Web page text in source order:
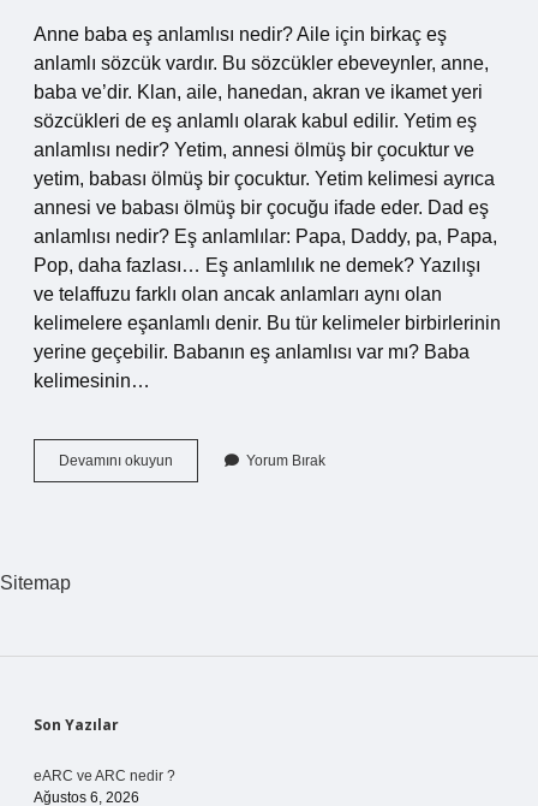
Anne baba eş anlamlısı nedir? Aile için birkaç eş
anlamlı sözcük vardır. Bu sözcükler ebeveynler, anne,
baba ve’dir. Klan, aile, hanedan, akran ve ikamet yeri
sözcükleri de eş anlamlı olarak kabul edilir. Yetim eş
anlamlısı nedir? Yetim, annesi ölmüş bir çocuktur ve
yetim, babası ölmüş bir çocuktur. Yetim kelimesi ayrıca
annesi ve babası ölmüş bir çocuğu ifade eder. Dad eş
anlamlısı nedir? Eş anlamlılar: Papa, Daddy, pa, Papa,
Pop, daha fazlası… Eş anlamlılık ne demek? Yazılışı
ve telaffuzu farklı olan ancak anlamları aynı olan
kelimelere eşanlamlı denir. Bu tür kelimeler birbirlerinin
yerine geçebilir. Babanın eş anlamlısı var mı? Baba
kelimesinin…
Devamını okuyun Babadan
Eş
Yorum Bırak
Sitemap
Sidebar
Son Yazılar
eARC ve ARC nedir ?
Ağustos 6, 2026